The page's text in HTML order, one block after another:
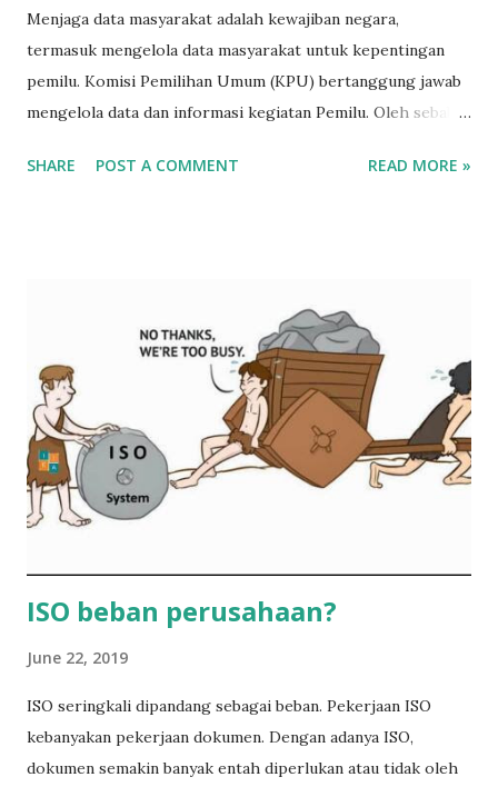
Menjaga data masyarakat adalah kewajiban negara,
termasuk mengelola data masyarakat untuk kepentingan
pemilu. Komisi Pemilihan Umum (KPU) bertanggung jawab
mengelola data dan informasi kegiatan Pemilu. Oleh sebab
sebaik mungkin agar informasi yang dikelola terjaga dari
Ke tiga aspek keamanan informasi di atas dikenal dengan
segitiga keamanan informasi atau landasan keamanan
informasi. Ketiga aspek itu merupakan inti dari standar
keamanan informasi yang bertaraf internasional ISO 27001.
Kerahasiaan, Integritas dan ketersediaan informasi
merupakan pilar standar ISO 27001. Kerahasiaan Data
Kerahasiaan data harus terjamin sebab bila data dapat
SHARE POST A COMMENT READ MORE »
ISO beban perusahaan?
June 22, 2019
ISO seringkali dipandang sebagai beban. Pekerjaan ISO
kebanyakan pekerjaan dokumen. Dengan adanya ISO,
dokumen semakin banyak entah diperlukan atau tidak oleh